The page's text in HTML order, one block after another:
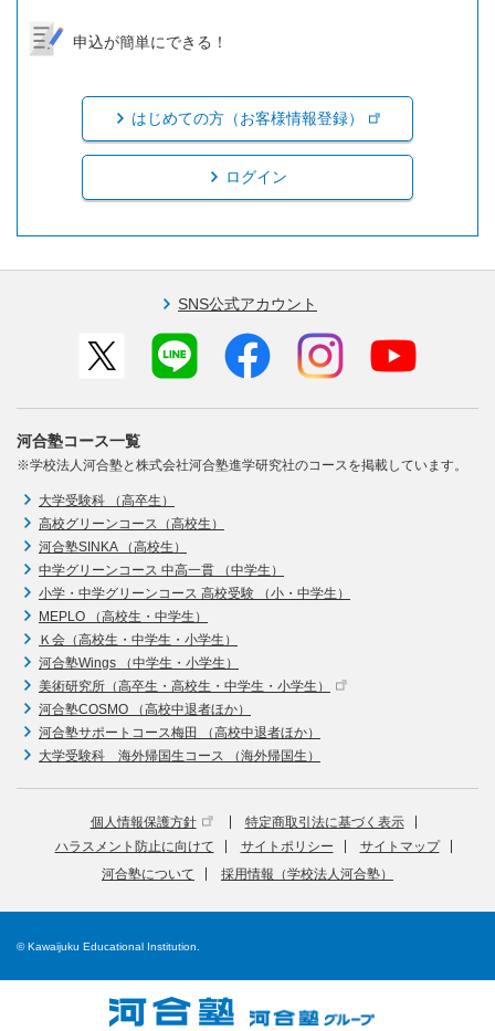
申込が簡単にできる！
はじめての方（お客様情報登録）
ログイン
SNS公式アカウント
河合塾コース一覧
※学校法人河合塾と株式会社河合塾進学研究社のコースを掲載しています。
大学受験科 （高卒生）
高校グリーンコース（高校生）
河合塾SINKA （高校生）
中学グリーンコース 中高一貫 （中学生）
小学・中学グリーンコース 高校受験 （小・中学生）
MEPLO （高校生・中学生）
Ｋ会（高校生・中学生・小学生）
河合塾Wings （中学生・小学生）
美術研究所（高卒生・高校生・中学生・小学生）
河合塾COSMO （高校中退者ほか）
河合塾サポートコース梅田 （高校中退者ほか）
大学受験科 海外帰国生コース （海外帰国生）
個人情報保護方針
特定商取引法に基づく表示
ハラスメント防止に向けて
サイトポリシー
サイトマップ
河合塾について
採用情報（学校法人河合塾）
© Kawaijuku Educational Institution.